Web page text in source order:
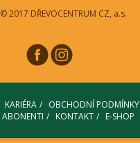
© 2017 DŘEVOCENTRUM CZ, a.s.
KARIÉRA
OBCHODNÍ PODMÍNKY
ABONENTI KONTAKT E-SHOP